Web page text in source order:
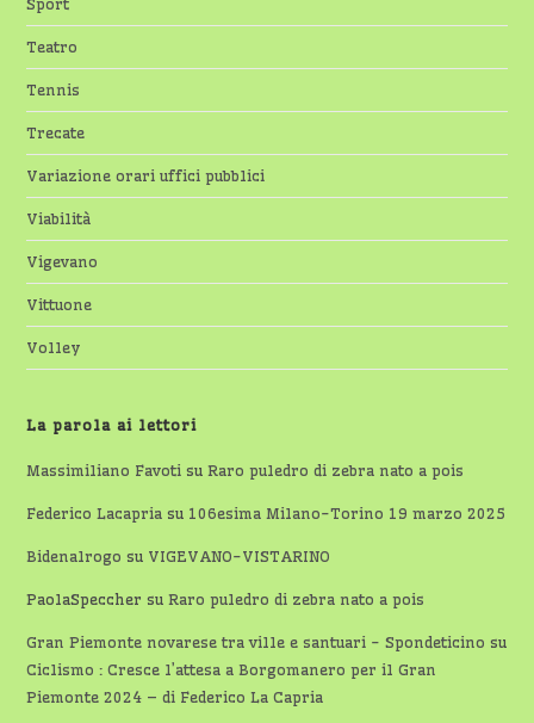
Teatro
Tennis
Trecate
Variazione orari uffici pubblici
Viabilità
Vigevano
Vittuone
Volley
La parola ai lettori
Massimiliano Favoti suRaro puledro di zebra nato a pois
Federico Lacapria su 106esima Milano-Torino 19 marzo 2025
Bidenalrogo su VIGEVANO-VISTARINO
PaolaSpeccher suRaro puledro di zebra nato a pois
Gran Piemonte novarese tra ville e santuari - Spondeticino su
Ciclismo : Cresce l’attesa a Borgomanero per il Gran
Piemonte 2024 – di Federico La Capria